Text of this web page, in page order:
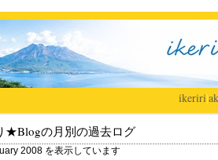
ikeriri|
★Blogの月別の過去ログ
2008 を表示しています